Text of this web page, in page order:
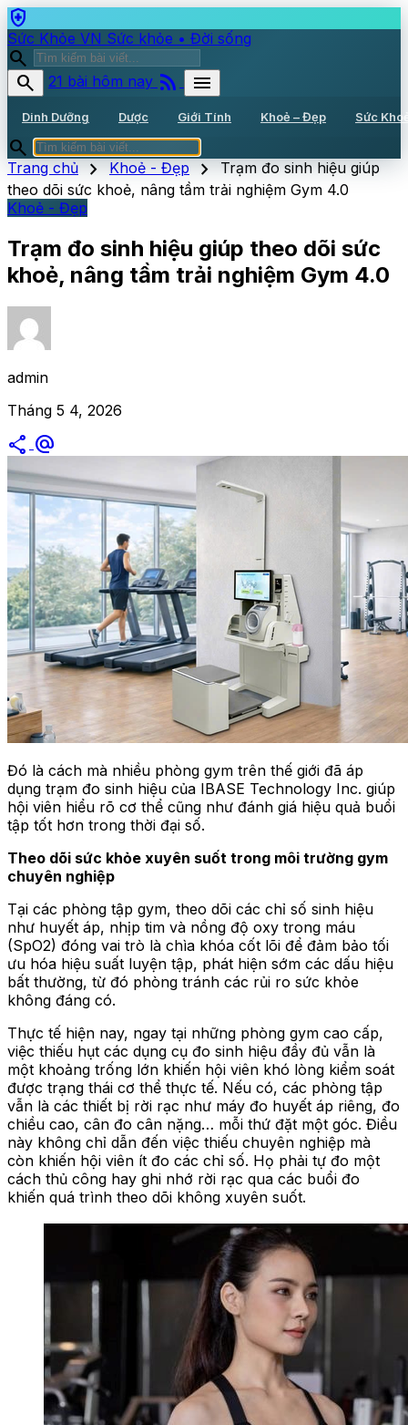
health_and_safety
Sức Khỏe VN Sức khỏe • Đời sống
search
search
21 bài hôm nay rss_feed menu
Dinh Dưỡng Dược Giới Tính Khoẻ – Đẹp Sức
search
Trang chủ chevron_right Khoẻ - Đẹp chevron_right Trạm đo sinh hiệu giúp
theo dõi sức khoẻ, nâng tầm trải nghiệm Gym 4.0
Khoẻ - Đẹp
Trạm đo sinh hiệu giúp theo dõi sức
khoẻ, nâng tầm trải nghiệm Gym 4.0
admin
Tháng 5 4, 2026
share alternate_email
Đó là cách mà nhiều phòng gym trên thế giới đã áp
dụng trạm đo sinh hiệu của IBASE Technology Inc. giúp
hội viên hiểu rõ cơ thể cũng như đánh giá hiệu quả buổi
tập tốt hơn trong thời đại số.
Theo dõi sức khỏe xuyên suốt trong môi trường gym
chuyên nghiệp
Tại các phòng tập gym, theo dõi các chỉ số sinh hiệu
như huyết áp, nhịp tim và nồng độ oxy trong máu
(SpO2) đóng vai trò là chìa khóa cốt lõi để đảm bảo tối
ưu hóa hiệu suất luyện tập, phát hiện sớm các dấu hiệu
bất thường, từ đó phòng tránh các rủi ro sức khỏe
không đáng có.
Thực tế hiện nay, ngay tại những phòng gym cao cấp,
việc thiếu hụt các dụng cụ đo sinh hiệu đầy đủ vẫn là
một khoảng trống lớn khiến hội viên khó lòng kiểm soát
được trạng thái cơ thể thực tế. Nếu có, các phòng tập
vẫn là các thiết bị rời rạc như máy đo huyết áp riêng, đo
chiều cao, cân đo cân nặng… mỗi thứ đặt một góc. Điều
này không chỉ dẫn đến việc thiếu chuyên nghiệp mà
còn khiến hội viên ít đo các chỉ số. Họ phải tự đo một
cách thủ công hay ghi nhớ rời rạc qua các buổi đo
khiến quá trình theo dõi không xuyên suốt.